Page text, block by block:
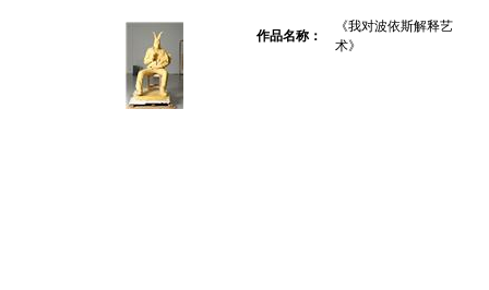
作品名称：
《我对波依斯解释艺
术》